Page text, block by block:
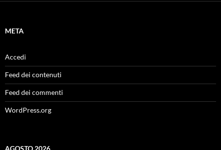
META
Accedi
Feed dei contenuti
Feed dei commenti
WordPress.org